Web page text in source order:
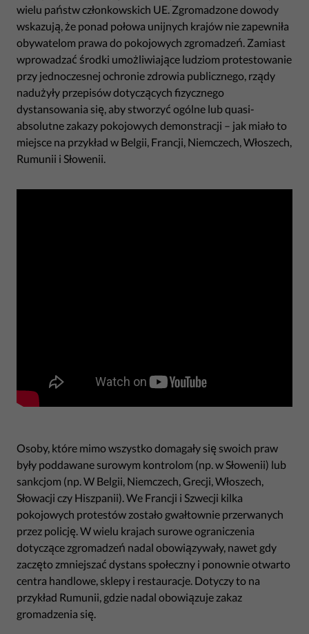
wielu państw członkowskich UE. Zgromadzone dowody
wskazują, że ponad połowa unijnych krajów nie zapewniła
obywatelom prawa do pokojowych zgromadzeń. Zamiast
wprowadzać środki umożliwiające ludziom protestowanie
przy jednoczesnej ochronie zdrowia publicznego, rządy
nadużyły przepisów dotyczących fizycznego
dystansowania się, aby stworzyć ogólne lub quasi-
absolutne zakazy pokojowych demonstracji – jak miało to
miejsce na przykład w Belgii, Francji, Niemczech, Włoszech,
Rumunii i Słowenii.
Osoby, które mimo wszystko domagały się swoich praw
były poddawane surowym kontrolom (np. w Słowenii) lub
sankcjom (np. W Belgii, Niemczech, Grecji, Włoszech,
Słowacji czy Hiszpanii). We Francji i Szwecji kilka
pokojowych protestów zostało gwałtownie przerwanych
przez policję. W wielu krajach surowe ograniczenia
dotyczące zgromadzeń nadal obowiązywały, nawet gdy
zaczęto zmniejszać dystans społeczny i ponownie otwarto
centra handlowe, sklepy i restauracje. Dotyczy to na
przykład Rumunii, gdzie nadal obowiązuje zakaz
gromadzenia się.